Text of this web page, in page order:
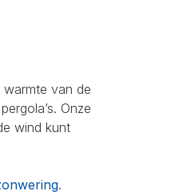
van de
Onze
wind kunt
.